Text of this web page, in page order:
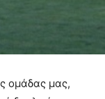
ομάδας μας,